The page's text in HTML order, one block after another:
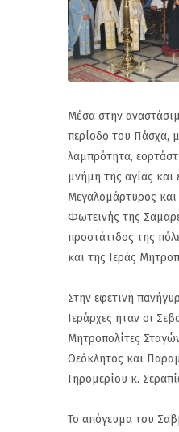
Μέσα στην
περίοδο του Πάσχα,
λαμπρότητα,
μνήμη της αγίας και
Μεγαλομάρτυρος
Φωτεινής της
προστάτιδος της
και της Ιεράς
Στην εφετινή
Ιεράρχες ήταν οι
Μητροπολίτες
Θεόκλητος και
Γηρομερίου κ.
Το απόγευμα του